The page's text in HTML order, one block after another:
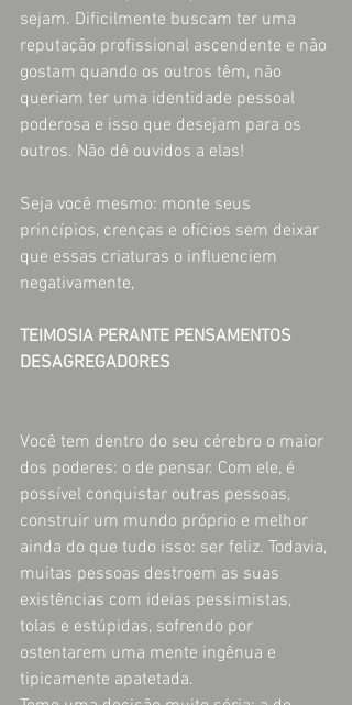
sejam. Dificilmente buscam ter uma
reputação profissional ascendente e não
gostam quando os outros têm, não
queriam ter uma identidade pessoal
poderosa e isso que desejam para os
outros. Não dê ouvidos a elas!
Seja você mesmo: monte seus
princípios, crenças e ofícios sem deixar
que essas criaturas o influenciem
negativamente,
TEIMOSIA PERANTE PENSAMENTOS
DESAGREGADORES
Você tem dentro do seu cérebro o maior
dos poderes: o de pensar. Com ele, é
possível conquistar outras pessoas,
construir um mundo próprio e melhor
ainda do que tudo isso: ser feliz. Todavia,
muitas pessoas destroem as suas
existências com ideias pessimistas,
tolas e estúpidas, sofrendo por
ostentarem uma mente ingênua e
tipicamente apatetada.